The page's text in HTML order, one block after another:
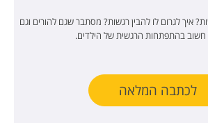
איך לגרום לו להבין רגשות? מסתבר שגם להורים וגם
חשוב בהתפתחות הרגשית של הילדים.
לכתבה המלאה